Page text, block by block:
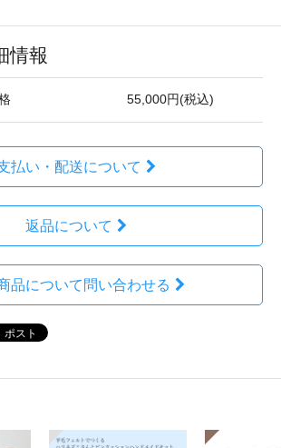
情報
55,000円(税込)
払い・配送について
返品について
品について問い合わせる